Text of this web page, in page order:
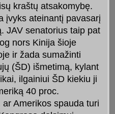
kraštų atsakomybę.
įvyks ateinantį pavasarį
JAV senatorius taip pat
nors Kinija šioje
ir žada sumažinti
(ŠD) išmetimą, kylant
ilgainiui ŠD kiekiu ji
40 proc.
ar Amerikos spauda turi